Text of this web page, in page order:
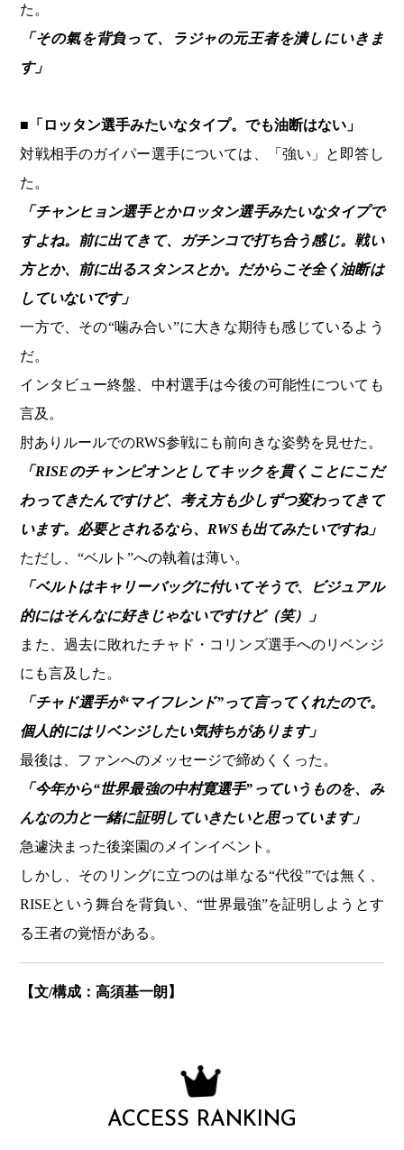
た。
「その氣を背負って、ラジャの元王者を潰しにいきま
す」
■「ロッタン選手みたいなタイプ。でも油断はない」
対戦相手のガイパー選手については、「強い」と即答し
た。
「チャンヒョン選手とかロッタン選手みたいなタイプで
すよね。前に出てきて、ガチンコで打ち合う感じ。戦い
方とか、前に出るスタンスとか。だからこそ全く油断は
していないです」
一方で、その“噛み合い”に大きな期待も感じているよう
だ。
インタビュー終盤、中村選手は今後の可能性についても
言及。
肘ありルールでのRWS参戦にも前向きな姿勢を見せた。
「RISEのチャンピオンとしてキックを貫くことにこだ
わってきたんですけど、考え方も少しずつ変わってきて
います。必要とされるなら、RWSも出てみたいですね」
ただし、“ベルト”への執着は薄い。
「ベルトはキャリーバッグに付いてそうで、ビジュアル
的にはそんなに好きじゃないですけど（笑）」
また、過去に敗れたチャド・コリンズ選手へのリベンジ
にも言及した。
「チャド選手が“マイフレンド”って言ってくれたので。
個人的にはリベンジしたい気持ちがあります」
最後は、ファンへのメッセージで締めくくった。
「今年から“世界最強の中村寛選手”っていうものを、み
んなの力と一緒に証明していきたいと思っています」
急遽決まった後楽園のメインイベント。
しかし、そのリングに立つのは単なる“代役”では無く、
RISEという舞台を背負い、“世界最強”を証明しようとす
る王者の覚悟がある。
【文/構成：高須基一朗】
ACCESS RANKING